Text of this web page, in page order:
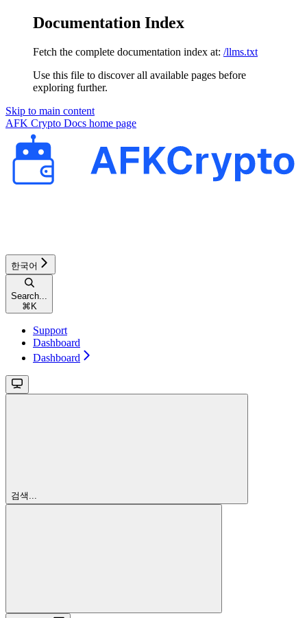
Documentation Index
Fetch the complete documentation index at: /llms.txt
Use this file to discover all available pages before
exploring further.
Skip to main content
AFK Crypto Docs home page
한국어
Search...
⌘ K
Support
Dashboard
Dashboard
검색...